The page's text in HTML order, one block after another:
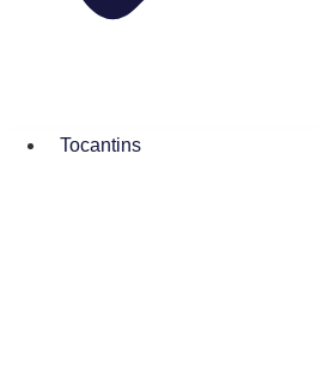
Tocantins